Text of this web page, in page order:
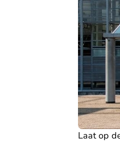
Laat op